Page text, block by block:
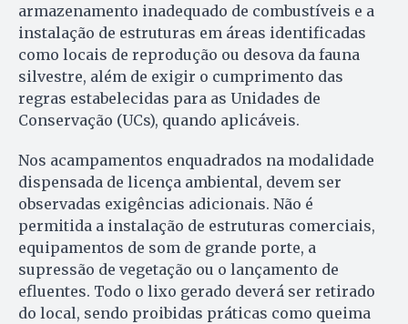
armazenamento inadequado de combustíveis e a
instalação de estruturas em áreas identificadas
como locais de reprodução ou desova da fauna
silvestre, além de exigir o cumprimento das
regras estabelecidas para as Unidades de
Conservação (UCs), quando aplicáveis.
Nos acampamentos enquadrados na modalidade
dispensada de licença ambiental, devem ser
observadas exigências adicionais. Não é
permitida a instalação de estruturas comerciais,
equipamentos de som de grande porte, a
supressão de vegetação ou o lançamento de
efluentes. Todo o lixo gerado deverá ser retirado
do local, sendo proibidas práticas como queima